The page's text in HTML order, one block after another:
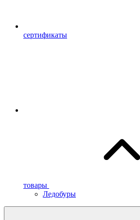
сертификаты
товары
Ледобуры